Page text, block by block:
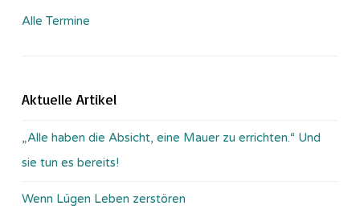
Alle Termine
Aktuelle Artikel
„Alle haben die Absicht, eine Mauer zu errichten.“ Und
sie tun es bereits!
Wenn Lügen Leben zerstören